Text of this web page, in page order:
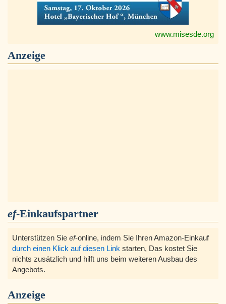
www.misesde.org
Anzeige
ef-Einkaufspartner
Unterstützen Sie ef-online, indem Sie Ihren Amazon-Einkauf
durch einen Klick auf diesen Link starten, Das kostet Sie
nichts zusätzlich und hilft uns beim weiteren Ausbau des
Angebots.
Anzeige